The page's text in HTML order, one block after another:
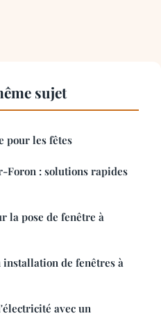
sujet
pour les fêtes
Foron : solutions rapides
la pose de fenêtre à
de fenêtres à
avec un